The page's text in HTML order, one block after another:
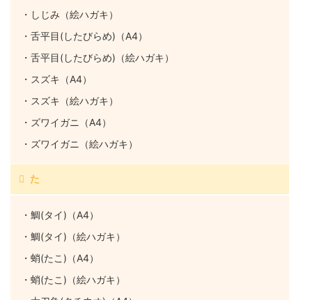
・しじみ（絵ハガキ）
・舌平目(したびらめ)（A4）
・舌平目(したびらめ)（絵ハガキ）
・スズキ（A4）
・スズキ（絵ハガキ）
・ズワイガニ（A4）
・ズワイガニ（絵ハガキ）
た
・鯛(タイ)（A4）
・鯛(タイ)（絵ハガキ）
・蛸(たこ)（A4）
・蛸(たこ)（絵ハガキ）